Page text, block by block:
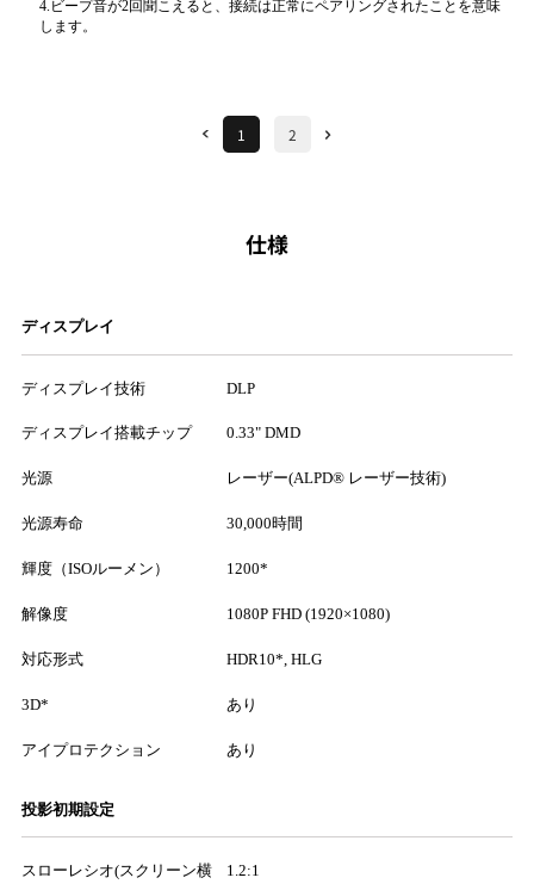
4.ビープ音が2回聞こえると、接続は正常にペアリングされたことを意味
します。
1 2
仕様
ディスプレイ
ディスプレイ技術 DLP
ディスプレイ搭載チップ 0.33" DMD
光源 レーザー(ALPD® レーザー技術)
光源寿命 30,000時間
輝度（ISOルーメン） 1200*
解像度 1080P FHD (1920×1080)
対応形式 HDR10*, HLG
3D* あり
アイプロテクション あり
投影初期設定
スローレシオ(スクリーン横
1.2:1